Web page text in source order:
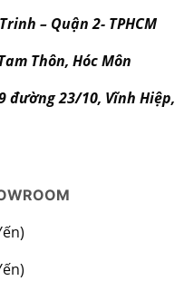
– Quận 2- TPHCM
Thôn, Hóc Môn
đường 23/10, Vĩnh Hiệp,